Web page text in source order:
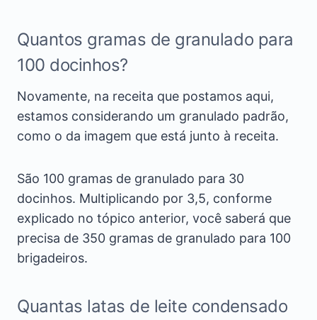
Quantos gramas de granulado para
100 docinhos?
Novamente, na receita que postamos aqui,
estamos considerando um granulado padrão,
como o da imagem que está junto à receita.
São 100 gramas de granulado para 30
docinhos. Multiplicando por 3,5, conforme
explicado no tópico anterior, você saberá que
precisa de 350 gramas de granulado para 100
brigadeiros.
Quantas latas de leite condensado